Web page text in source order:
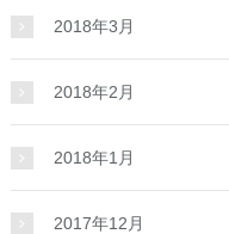
2018年3月
2018年2月
2018年1月
2017年12月